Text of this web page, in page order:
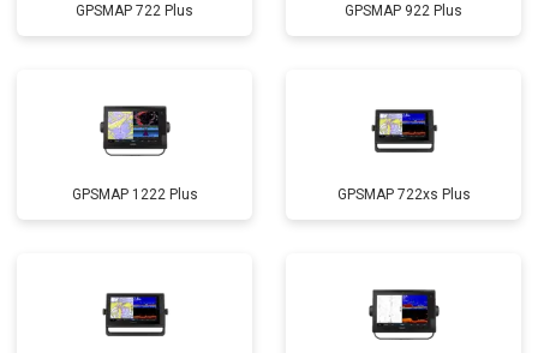
GPSMAP 722 Plus GPSMAP 922 Plus
GPSMAP 1222 Plus GPSMAP 722xs Plus